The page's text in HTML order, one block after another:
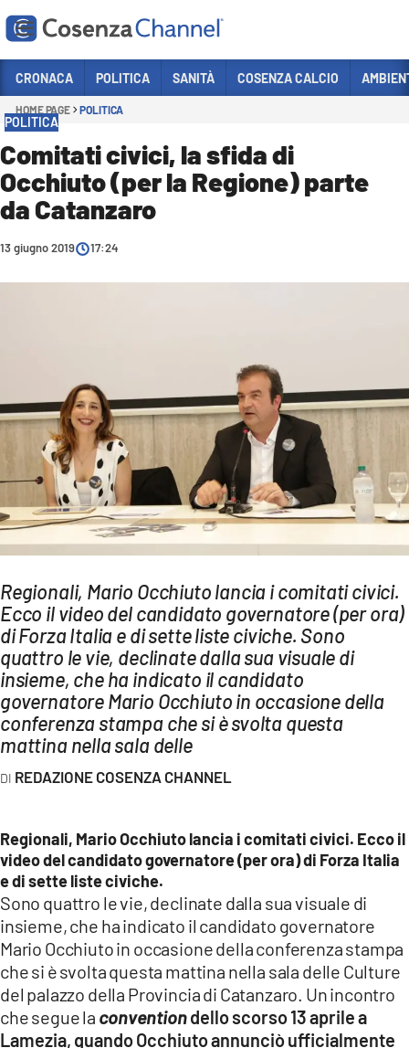
Sezioni
CRONACA
POLITICA
COSENZA CALCIO
ECONOMIA E LAVORO
AMBIENTE
Streaming
LAC TV
LAC NETWORK
LAC ONAIR
LaC
Network
LACPLAY.IT
LACTV.IT
LACONAIR.IT
LACITYMAG.IT
ILREGGINO.IT
ILVIBONESE.IT
CATANZAROCHANNEL.IT
LACAPITALENEWS.IT
App
ANDROID
APPLE
CRONACA POLITICA SANITÀ COSENZA CALCIO
HOME PAGE POLITICA
POLITICA
Comitati civici, la sfida di
Occhiuto (per la Regione) parte
da Catanzaro
13 giugno 2019 17:24
Regionali, Mario Occhiuto lancia i comitati civici.
Ecco il video del candidato governatore (per ora)
di Forza Italia e di sette liste civiche. Sono
quattro le vie, declinate dalla sua visuale di
insieme, che ha indicato il candidato
governatore Mario Occhiuto in occasione della
conferenza stampa che si è svolta questa
mattina nella sala delle
REDAZIONE COSENZA CHANNEL
Regionali, Mario Occhiuto lancia i comitati civici. Ecco il
video del candidato governatore (per ora) di Forza Italia
e di sette liste civiche.
Sono quattro le vie, declinate dalla sua visuale di
insieme, che ha indicato il candidato governatore
Mario Occhiuto in occasione della conferenza stampa
che si è svolta questa mattina nella sala delle Culture
del palazzo della Provincia di Catanzaro. Un incontro
che segue la conventiondello scorso 13 aprile a
Lamezia, quando Occhiuto annunciò ufficialmente